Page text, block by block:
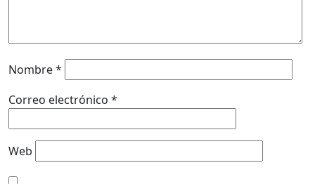
Nombre*
Correo electrónico *
Web